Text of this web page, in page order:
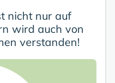
nicht nur auf
wird auch von
verstanden!